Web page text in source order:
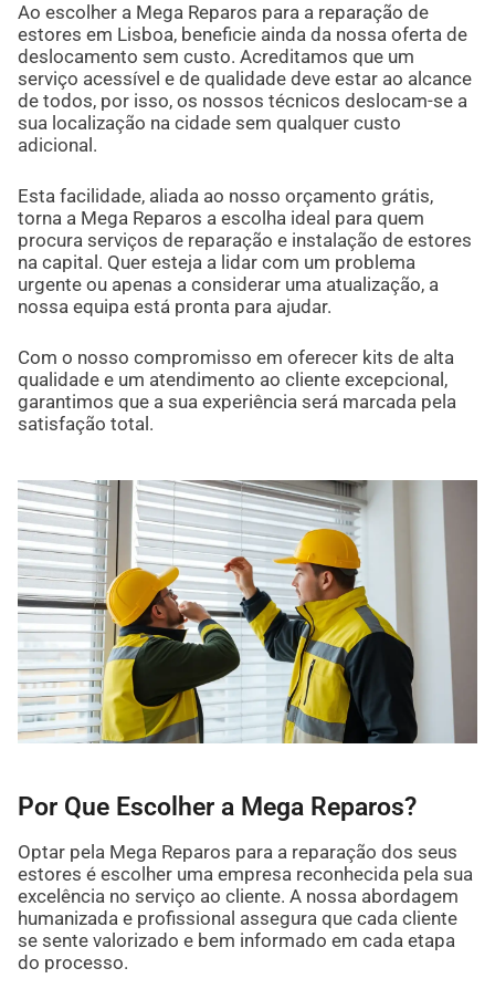
Ao escolher a Mega Reparos para a reparação de
estores em Lisboa, beneficie ainda da nossa oferta de
deslocamento sem custo. Acreditamos que um
serviço acessível e de qualidade deve estar ao alcance
de todos, por isso, os nossos técnicos deslocam-se a
sua localização na cidade sem qualquer custo
adicional.
Esta facilidade, aliada ao nosso orçamento grátis,
torna a Mega Reparos a escolha ideal para quem
procura serviços de reparação e instalação de estores
na capital. Quer esteja a lidar com um problema
urgente ou apenas a considerar uma atualização, a
nossa equipa está pronta para ajudar.
Com o nosso compromisso em oferecer kits de alta
qualidade e um atendimento ao cliente excepcional,
garantimos que a sua experiência será marcada pela
satisfação total.
Por Que Escolher a Mega Reparos?
Optar pela Mega Reparos para a reparação dos seus
estores é escolher uma empresa reconhecida pela sua
excelência no serviço ao cliente. A nossa abordagem
humanizada e profissional assegura que cada cliente
se sente valorizado e bem informado em cada etapa
do processo.